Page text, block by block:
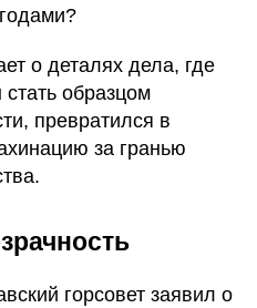
о деталях дела, где
образцом
превратился в
за гранью
горсовет заявил о